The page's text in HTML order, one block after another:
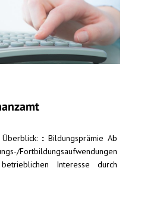
:: Bildungsprämie Ab
Fortbildungsaufwendungen
Interesse durch